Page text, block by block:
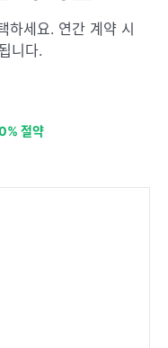
하세요. 연간 계약 시
니다.
절약